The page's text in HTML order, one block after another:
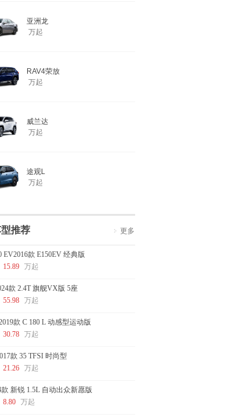
亚洲龙
万起
RAV4荣放
万起
威兰达
万起
途观L
万起
推荐 更多
EV2016款 E150EV 经典版
15.89 万起
款 2.4T 旗舰VX版 5座
55.98 万起
款 C 180 L 动感型运动版
30.78 万起
款 35 TFSI 时尚型
21.26 万起
款 新锐 1.5L 自动出众新愿版
8.80 万起